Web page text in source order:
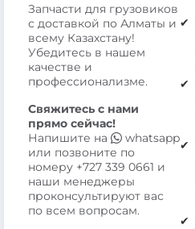
Запчасти для грузовиков
с доставкой по Алматы и
всему Казахстану!
Убедитесь в нашем
качестве и
профессионализме.
Свяжитесь с нами
прямо сейчас!
Напишите на
whatsapp
или позвоните по
номеру +727 339 0661 и
наши менеджеры
проконсультируют вас
по всем вопросам.